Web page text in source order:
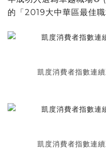
的「2019大中華區最佳職
凱度消費者指數連
凱度消費者指數連